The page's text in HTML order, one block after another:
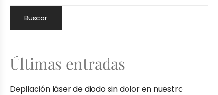
Buscar
Últimas entradas
Depilación láser de diodo sin dolor en nuestro